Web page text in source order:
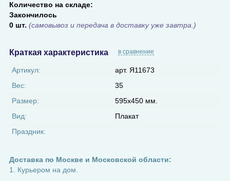
Количество на складе:
Закончилось
0 шт. (самовывоз и передача в доставку уже завтра.)
Краткая характеристика в сравнение
Артикул:
арт. Я11673
Вес:
35
Размер:
595x450 мм.
Вид:
Плакат
Праздник:
Доставка по Москве и Московской области:
1. Курьером на дом.